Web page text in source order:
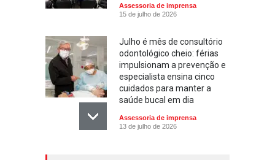
Assessoria de imprensa
15 de julho de 2026
Julho é mês de consultório
odontológico cheio: férias
impulsionam a prevenção e
especialista ensina cinco
cuidados para manter a
saúde bucal em dia
Assessoria de imprensa
13 de julho de 2026